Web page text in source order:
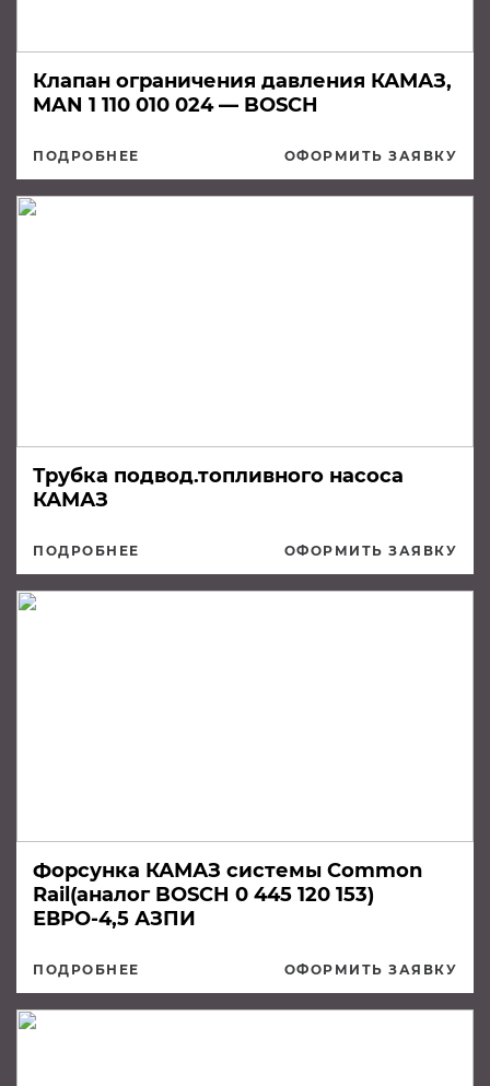
Клапан ограничения давления КАМАЗ,
MAN 1 110 010 024 — BOSCH
ПОДРОБНЕЕ ОФОРМИТЬ ЗАЯВКУ
Трубка подвод.топливного насоса
КАМАЗ
ПОДРОБНЕЕ ОФОРМИТЬ ЗАЯВКУ
Форсунка КАМАЗ системы Common
Rail(аналог BOSCH 0 445 120 153)
ЕВРО-4,5 АЗПИ
ПОДРОБНЕЕ ОФОРМИТЬ ЗАЯВКУ